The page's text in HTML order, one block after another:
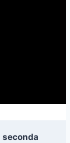
seconda